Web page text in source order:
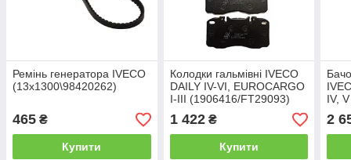
Ремінь генератора IVECO
(13x1300\98420262)
465 ₴
Купити
Колодки гальмівні IVECO
DAILY IV-VI, EUROCARGO
I-III (1906416/FT29093)
Fast
1 422₴
Купити
IV,
NRF
2